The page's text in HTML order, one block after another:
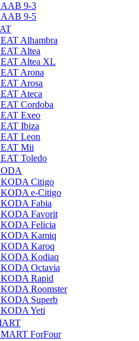
9-3
9-5
Alhambra
Altea
Altea XL
Arona
Arosa
Ateca
Cordoba
Exeo
Ibiza
Leon
Mii
Toledo
Citigo
e-Citigo
Fabia
Favorit
Felicia
Kamiq
Karoq
Kodiaq
Octavia
Rapid
Roomster
Superb
Yeti
ForFour